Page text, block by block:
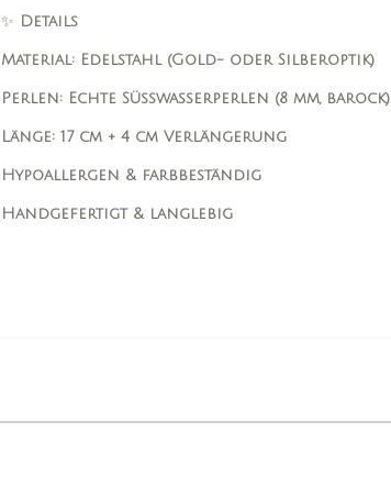
✨ Details
Material: Edelstahl (Gold- oder Silberoptik)
Perlen: Echte Süßwasserperlen (8 mm, barock)
Länge: 17 cm + 4 cm Verlängerung
Hypoallergen & farbbeständig
Handgefertigt & langlebig